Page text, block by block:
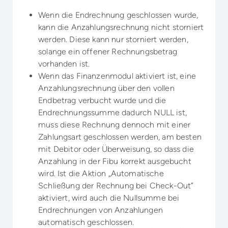
Wenn die Endrechnung geschlossen wurde,
kann die Anzahlungsrechnung nicht storniert
werden. Diese kann nur storniert werden,
solange ein offener Rechnungsbetrag
vorhanden ist.
Wenn das Finanzenmodul aktiviert ist, eine
Anzahlungsrechnung über den vollen
Endbetrag verbucht wurde und die
Endrechnungssumme dadurch NULL ist,
muss diese Rechnung dennoch mit einer
Zahlungsart geschlossen werden, am besten
mit Debitor oder Überweisung, so dass die
Anzahlung in der Fibu korrekt ausgebucht
wird. Ist die Aktion „Automatische
Schließung der Rechnung bei Check-Out”
aktiviert, wird auch die Nullsumme bei
Endrechnungen von Anzahlungen
automatisch geschlossen.